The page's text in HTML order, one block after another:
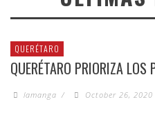
QUERÉTARO
QUERÉTARO PRIORIZA LOS
lamanga / October 26, 2020